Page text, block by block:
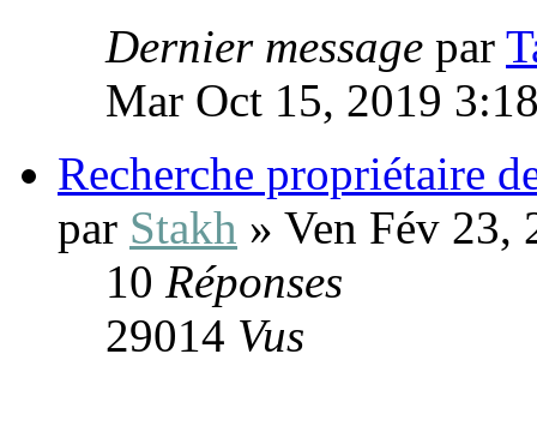
Dernier message par
Mar Oct 15, 2019
Recherche propriétaire
par Stakh » Ven Fév 23,
10 Réponses
29014 Vus